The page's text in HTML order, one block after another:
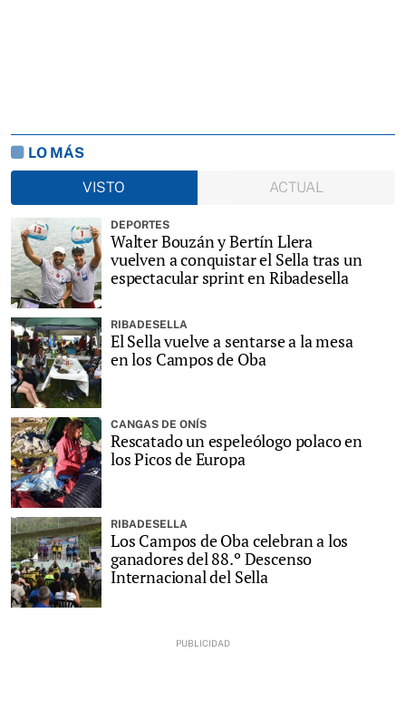
LO MÁS
VISTO
ACTUAL
DEPORTES
Walter Bouzán y Bertín Llera
vuelven a conquistar el Sella tras un
espectacular sprint en Ribadesella
RIBADESELLA
El Sella vuelve a sentarse a la mesa
en los Campos de Oba
CANGAS DE ONÍS
Rescatado un espeleólogo polaco en
los Picos de Europa
RIBADESELLA
Los Campos de Oba celebran a los
ganadores del 88.º Descenso
Internacional del Sella